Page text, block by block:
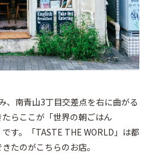
、南青山3丁目交差点を右に曲がる
らここが「世界の朝ごはん
す。「TASTE THE WORLD」は都
たのがこちらのお店。